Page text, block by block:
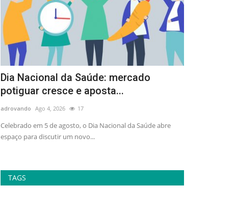
Dia Nacional da Saúde: mercado
potiguar cresce e aposta...
adrovando Ago 4, 2026 17
Celebrado em 5 de agosto, o Dia Nacional da Saúde abre
espaço para discutir um novo...
TAGS